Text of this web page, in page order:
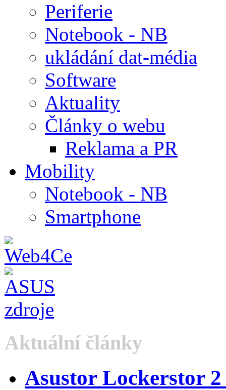
Periferie
Notebook - NB
ukládání dat-média
Software
Aktuality
Články o webu
Reklama a PR
Mobility
Notebook - NB
Smartphone
Aktuální články
Asustor Lockerstor